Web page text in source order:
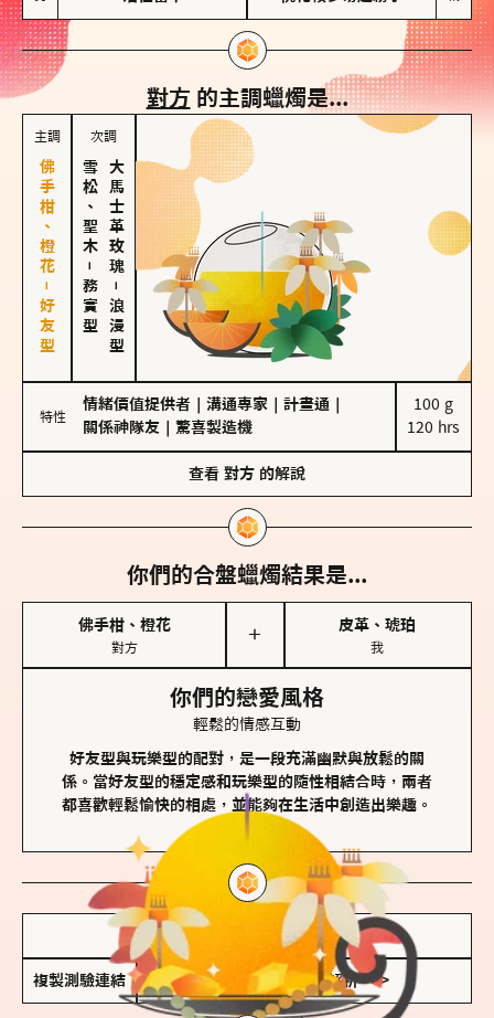
對方 的主調蠟燭是...
主調
佛手柑、橙花－好友型
次調
雪松、聖木
－
務實型
大馬士革玫瑰
－
浪漫型
特性
情緒價值提供者 溝通專家 計畫通
關係神隊友
驚喜製造機
100 g
120 hrs
查看 對方 的解說
你們的合盤蠟燭結果是...
佛手柑、橙花
對方
＋
皮革、琥珀
我
你們的戀愛風格
輕鬆的情感互動
好友型與玩樂型的配對，是一段充滿幽默與放鬆的關
係。當好友型的穩定感和玩樂型的隨性相結合時，兩者
都喜歡輕鬆愉快的相處，並能夠在生活中創造出樂趣。
儲存我的結果圖
複製測驗連結 查看香氛類型全解析 >>>